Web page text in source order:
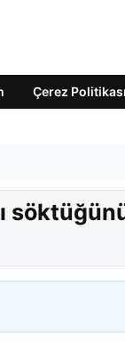
Çerez Politikası